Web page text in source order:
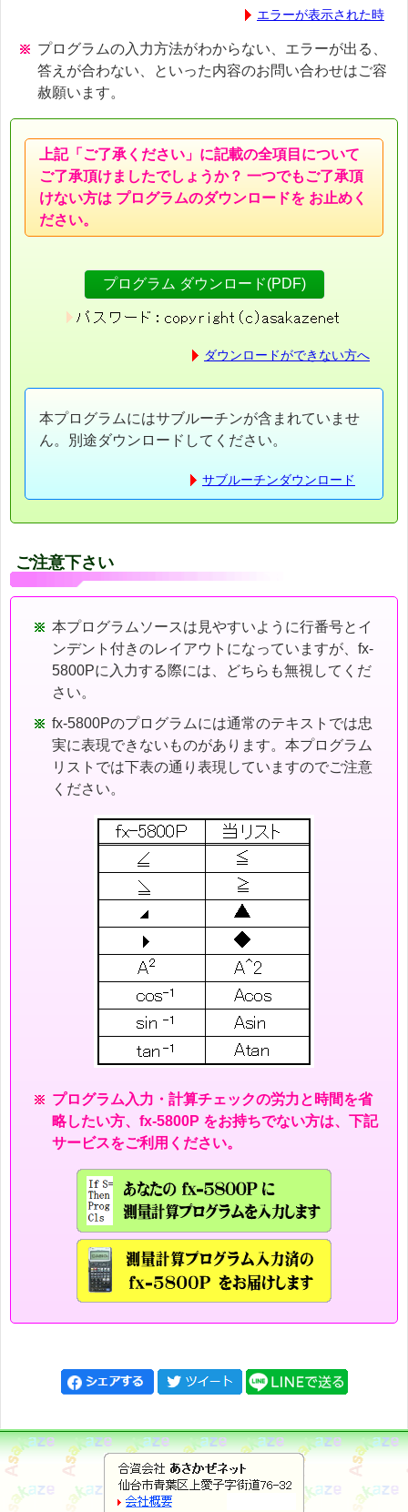
エラーが表示された時
プログラムの入力方法がわからない、エラーが出る、
答えが合わない、といった内容のお問い合わせはご容
赦願います。
上記「ご了承ください」に記載の全項目について
ご了承頂けましたでしょうか？ 一つでもご了承頂
けない方は プログラムのダウンロードを お止めく
ださい。
ダウンロードができない方へ
本プログラムにはサブルーチンが含まれていませ
ん。別途ダウンロードしてください。
サブルーチンダウンロード
ご注意下さい
本プログラムソースは見やすいように行番号とイ
ンデント付きのレイアウトになっていますが、fx-
5800Pに入力する際には、どちらも無視してくだ
さい。
fx-5800Pのプログラムには通常のテキストでは忠
実に表現できないものがあります。本プログラム
リストでは下表の通り表現していますのでご注意
ください。
プログラム入力・計算チェックの労力と時間を省
略したい方、fx-5800P をお持ちでない方は、下記
サービスをご利用ください。